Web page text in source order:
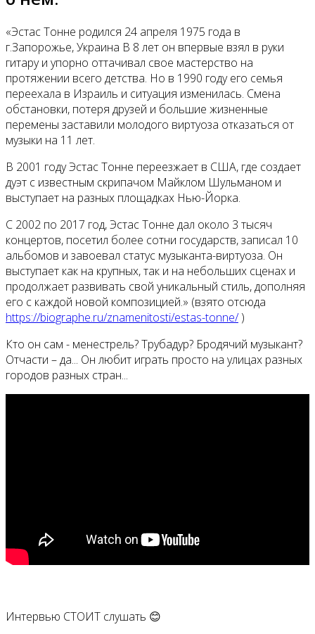
«Эстас Тонне родился 24 апреля 1975 года в
г.Запорожье, Украина В 8 лет он впервые взял в руки
гитару и упорно оттачивал свое мастерство на
протяжении всего детства. Но в 1990 году его семья
переехала в Израиль и ситуация изменилась. Смена
обстановки, потеря друзей и большие жизненные
перемены заставили молодого виртуоза отказаться от
музыки на 11 лет.
В 2001 году Эстас Тонне переезжает в США, где создает
дуэт с известным скрипачом Майклом Шульманом и
выступает на разных площадках Нью-Йорка.
С 2002 по 2017 год, Эстас Тонне дал около 3 тысяч
концертов, посетил более сотни государств, записал 10
альбомов и завоевал статус музыканта-виртуоза. Он
выступает как на крупных, так и на небольших сценах и
продолжает развивать свой уникальный стиль, дополняя
его с каждой новой композицией.» (взято отсюда
https://biographe.ru/znamenitosti/estas-tonne/)
Кто он сам - менестрель? Трубадур? Бродячий музыкант?
Отчасти – да... Он любит играть просто на улицах разных
городов разных стран...
Интервью СТОИТ слушать 😊